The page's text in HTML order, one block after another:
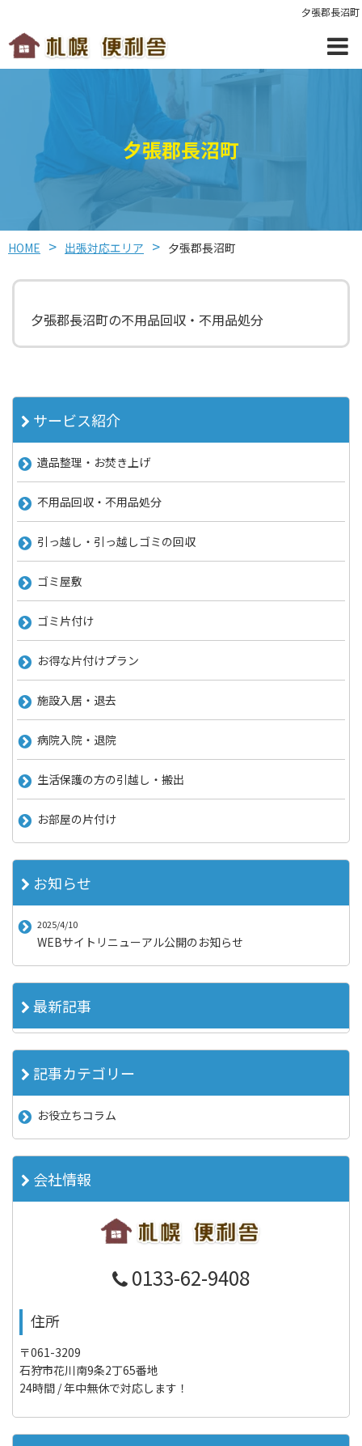
夕張郡長沼町
夕張郡長沼町
HOME 出張対応エリア 夕張郡長沼町
夕張郡長沼町の不用品回収・不用品処分
サービス紹介
遺品整理・お焚き上げ
不用品回収・不用品処分
引っ越し・引っ越しゴミの回収
ゴミ屋敷
ゴミ片付け
お得な片付けプラン
施設入居・退去
病院入院・退院
生活保護の方の引越し・搬出
お部屋の片付け
お知らせ
2025/4/10
WEBサイトリニューアル公開のお知らせ
最新記事
記事カテゴリー
お役立ちコラム
会社情報
0133-62-9408
住所
〒061-3209
石狩市花川南9条2丁65番地
24時間 / 年中無休で対応します！